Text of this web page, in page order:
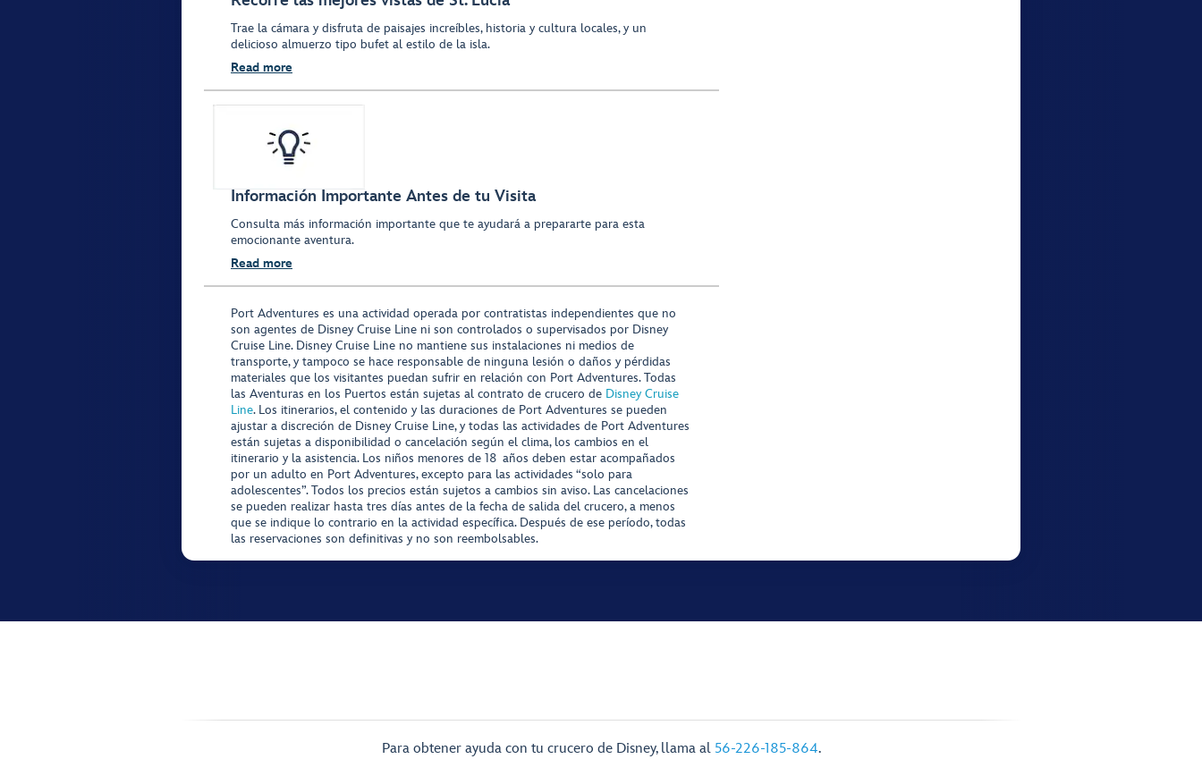
Trae la cámara y disfruta de paisajes increíbles, historia y cultura locales, y un
delicioso almuerzo tipo bufet al estilo de la isla.
Read more
Información Importante Antes de tu Visita
Consulta más información importante que te ayudará a prepararte para esta
emocionante aventura.
Read more
Port Adventures es una actividad operada por contratistas independientes que no
son agentes de Disney Cruise Line ni son controlados o supervisados por Disney
Cruise Line. Disney Cruise Line no mantiene sus instalaciones ni medios de
transporte, y tampoco se hace responsable de ninguna lesión o daños y pérdidas
materiales que los visitantes puedan sufrir en relación con Port Adventures. Todas
las Aventuras en los Puertos están sujetas al contrato de crucero de Disney Cruise
Line. Los itinerarios, el contenido y las duraciones de Port Adventures se pueden
ajustar a discreción de Disney Cruise Line, y todas las actividades de Port Adventures
están sujetas a disponibilidad o cancelación según el clima, los cambios en el
itinerario y la asistencia. Los niños menores de 18 años deben estar acompañados
por un adulto en Port Adventures, excepto para las actividades “solo para
adolescentes”. Todos los precios están sujetos a cambios sin aviso. Las cancelaciones
se pueden realizar hasta tres días antes de la fecha de salida del crucero, a menos
que se indique lo contrario en la actividad específica. Después de ese período, todas
las reservaciones son definitivas y no son reembolsables.
Para obtener ayuda con tu crucero de Disney, llama al 56-226-185-864.